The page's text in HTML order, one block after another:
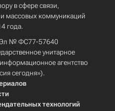
в сфере связи,
массовых коммуникаций
года.
Эл № ФС77-57640
унитарное
агентство
сегодня»).
технологий